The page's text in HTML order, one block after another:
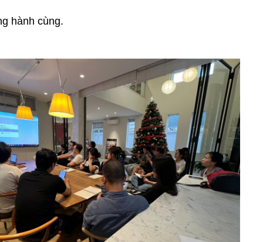
hành cùng.